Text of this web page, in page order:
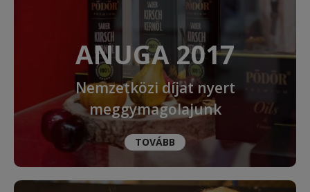
ANUGA 2017
Nemzetközi díjat nyert
meggymagolajunk
TOVÁBB